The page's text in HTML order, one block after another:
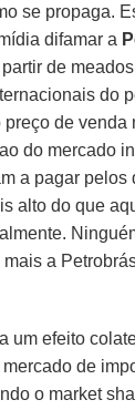
se propaga.
difamar a
de
do
de venda
do mercado
a pagar pelos
alto do que
a
um efeito
de
o market